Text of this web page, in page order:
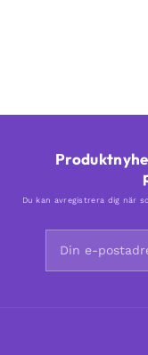
Du kan avregistrera dig när